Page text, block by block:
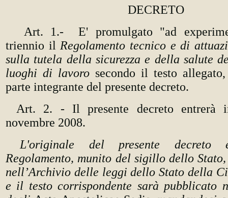
DECRETO
Art. 1.- E' promulgato "ad
triennio il Regolamento tecnico e di
sulla tutela della sicurezza e della salute
luoghi di lavoro secondo il testo
parte integrante del presente decreto.
Art. 2. - Il presente decreto entrerà
novembre 2008.
L'originale del presente decreto
Regolamento, munito del sigillo dello
nell’Archivio delle leggi dello Stato della
e il testo corrispondente sarà pubblicato